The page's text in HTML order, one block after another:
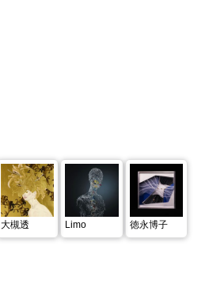
大槻透 Limo 徳永博子